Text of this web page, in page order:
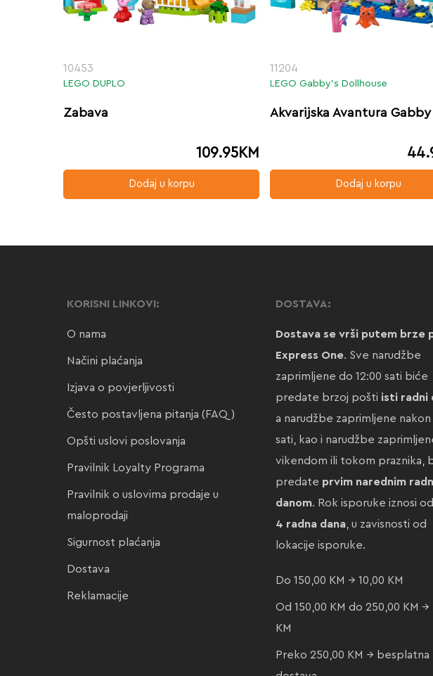
10453
LEGO DUPLO
Zabava
109.95KM
Dodaj u korpu
11204
LEGO Gabby’s Dollhouse
Akvarijska Avantura Gabby
Dodaj u korpu
KORISNI LINKOVI:
O nama
Načini plaćanja
Izjava o povjerljivosti
Često postavljena pitanja (FAQ)
Opšti uslovi poslovanja
Pravilnik Loyalty Programa
Pravilnik o uslovima prodaje u
maloprodaji
Sigurnost plaćanja
Dostava
Reklamacije
DOSTAVA:
Dostava se vrši putem brze
Express One. Sve narudžbe
zaprimljene do 12:00 sati biće
predate brzoj pošti isti radni
a narudžbe zaprimljene nakon
sati, kao i narudžbe
vikendom ili tokom praznika,
predate prvim narednim
danom. Rok isporuke iznosi od
4 radna dana, u zavisnosti od
lokacije isporuke.
Do 150,00 KM → 10,00 KM
Od 150,00 KM do 250,00 KM →
KM
Preko 250,00 KM → besplatna